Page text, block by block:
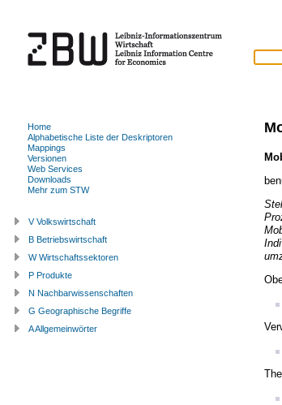
Home
Alphabetische Liste der Deskriptoren
Mappings
Versionen
Web Services
Downloads
Mehr zum STW
V Volkswirtschaft
B Betriebswirtschaft
W Wirtschaftssektoren
P Produkte
N Nachbarwissenschaften
G Geographische Begriffe
A Allgemeinwörter